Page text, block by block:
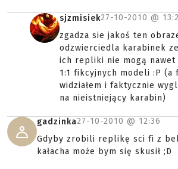
sjzmisiek27-10-2010 @
zgadza sie jakoś ten
odzwierciedla karabinek
ich repliki nie mogą nawet
1:1 fikcyjnych modeli :P (a
widziałem i faktycznie
na nieistniejący karabin)
gadzinka27-10-2010 @ 12:36
Gdyby zrobili replikę sci fi z
kałacha może bym się skusił ;D